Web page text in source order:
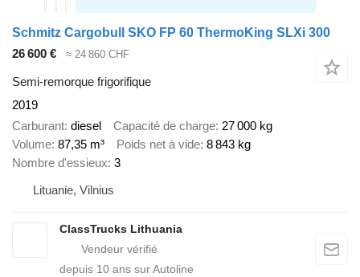
Schmitz Cargobull SKO FP 60 ThermoKing SLXi 300
26 600 €
≈ 24 860 CHF
Semi-remorque frigorifique
2019
Carburant diesel Capacité de charge 27 000 kg
Volume 87,35 m³ Poids net à vide 8 843 kg
Nombre d'essieux 3
Lituanie, Vilnius
ClassTrucks Lithuania
depuis 10 ans sur Autoline